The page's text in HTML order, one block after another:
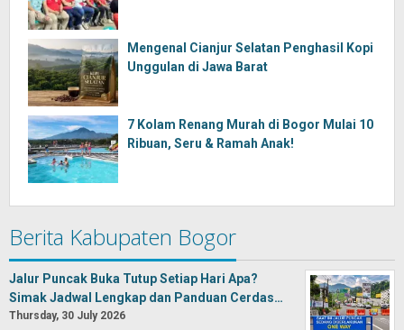
Mengenal Cianjur Selatan Penghasil Kopi
Unggulan di Jawa Barat
7 Kolam Renang Murah di Bogor Mulai 10
Ribuan, Seru & Ramah Anak!
Berita Kabupaten Bogor
Jalur Puncak Buka Tutup Setiap Hari Apa?
Simak Jadwal Lengkap dan Panduan Cerdas…
Thursday, 30 July 2026